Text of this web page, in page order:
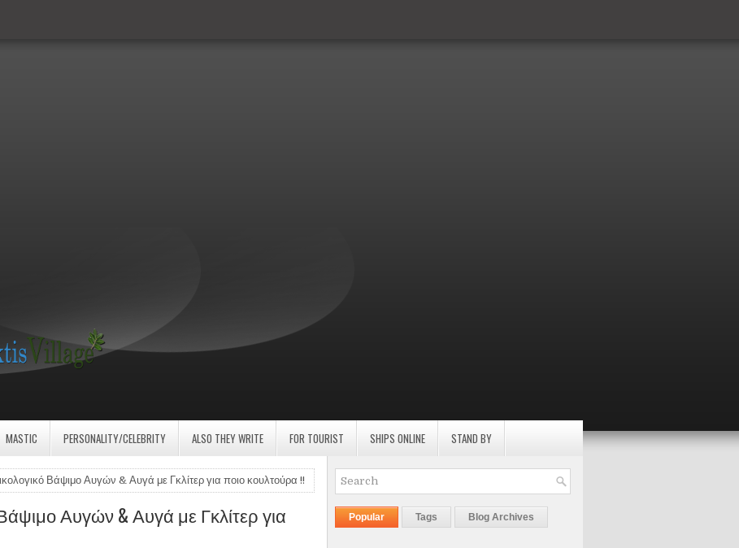
MASTIC PERSONALITY/CELEBRITY ALSO THEY WRITE FOR TOURIST SHIPS ONLINE STAND BY
Βάψιμο Αυγών & Αυγά με Γκλίτερ για ποιο κουλτούρα !!
Αυγών & Αυγά με Γκλίτερ για Popular Tags Blog Archives